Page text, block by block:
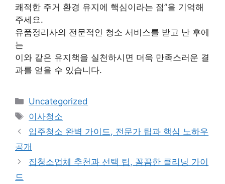
쾌적한 주거 환경 유지에 핵심이라는 점”을 기억해
주세요.
유품정리사의 전문적인 청소 서비스를 받고 난 후에
는
이와 같은 유지책을 실천하시면 더욱 만족스러운 결
과를 얻을 수 있습니다.
카
테
고
리
Uncategorized
태
그
이사청소
입주청소 완벽 가이드, 전문가 팁과 핵심 노하우
공개
집청소업체 추천과 선택 팁, 꼼꼼한 클리닝 가이
드